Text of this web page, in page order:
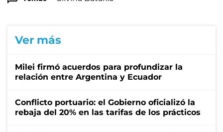
Ver más
Milei firmó acuerdos para profundizar la
relación entre Argentina y Ecuador
Conflicto portuario: el Gobierno oficializó la
rebaja del 20% en las tarifas de los prácticos